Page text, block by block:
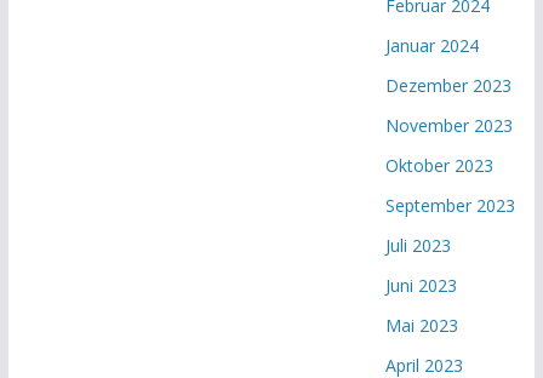
Februar 2024
Januar 2024
Dezember 2023
November 2023
Oktober 2023
September 2023
Juli 2023
Juni 2023
Mai 2023
April 2023